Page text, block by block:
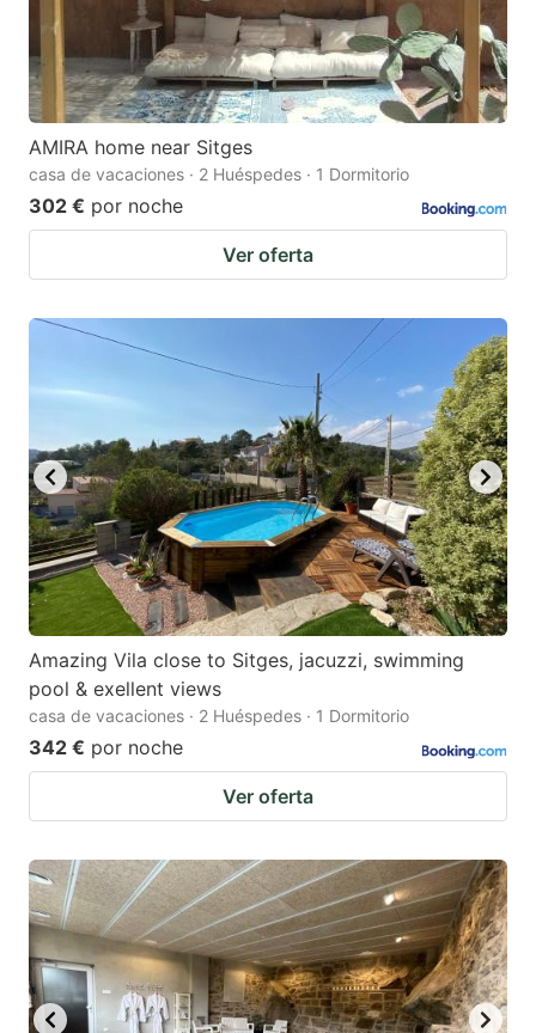
AMIRA home near Sitges
casa de vacaciones · 2 Huéspedes · 1 Dormitorio
302 € por noche
Ver oferta
Amazing Vila close to Sitges, jacuzzi, swimming
pool & exellent views
casa de vacaciones · 2 Huéspedes · 1 Dormitorio
342 € por noche
Ver oferta